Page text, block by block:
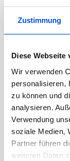
Zustimmung
Diese Webseite
Wir verwenden
personalisieren,
zu können und
analysieren.
Verwendung
soziale Medien,
Partner führen
weiteren Daten
März 2021
Februar 2021
Dezember
November
Oktober 2020
September
August 2020
Juli 2020
Juni 2020